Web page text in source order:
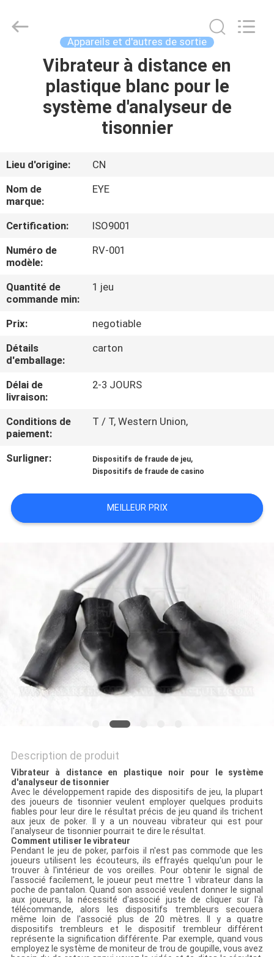
APERÇU
PRODUITS
PROPOS
DE
NOUS
VISITE
D'USINE
CONTRÔLE
DE
LA
QUALITÉ
CONTACT
DE
PLAN
PRIVACY
POLICY
Cheat
Center.
Appareils et d'autres de sortie
Vibrateur à distance en
plastique blanc pour le
système d'analyseur de
tisonnier
Lieu d'origine:
CN
Nom de
marque:
EYE
Certification:
ISO9001
Numéro de
modèle:
RV-001
Quantité de
commande min:
1 jeu
Prix:
negotiable
Détails
d'emballage:
carton
Délai de
livraison:
2-3 JOURS
Conditions de
paiement:
T / T, Western Union,
Surligner: Dispositifs de fraude de jeu,
Dispositifs de fraude de casino
MEILLEUR PRIX
Description de produit
Vibrateur à distance en plastique noir pour le système
d'analyseur de tisonnier
Avec le développement rapide des dispositifs de jeu, la plupart
des joueurs de tisonnier veulent employer quelques produits
fiables pour leur dire le résultat précis de jeu quand ils trichent
aux jeux de poker. Il y a un nouveau vibrateur qui est pour
l'analyseur de tisonnier pourrait te dire le résultat.
Comment utiliser le vibrateur
Pendant le jeu de poker, parfois il n'est pas commode que les
joueurs utilisent les écouteurs, ils effrayés quelqu'un pour le
trouver à l'intérieur de vos oreilles. Pour obtenir le signal de
l'associé facilement, le joueur peut mettre 1 vibrateur dans la
poche de pantalon. Quand son associé veulent donner le signal
aux joueurs, la nécessité d'associé juste de cliquer sur l'à
télécommande, alors les dispositifs trembleurs secouera
même loin de l'associé plus de 20 mètres. Il y a quatre
dispositifs trembleurs et le dispositif trembleur différent
représente la signification différente. Par exemple, quand vous
employez le système de moniteur de trou de goupille, vous avez